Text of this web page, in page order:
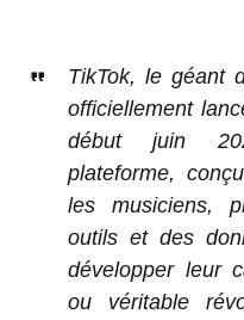
TikTok, le géant
officiellement
début juin
plateforme,
les musiciens,
outils et des
développer leur
ou véritable